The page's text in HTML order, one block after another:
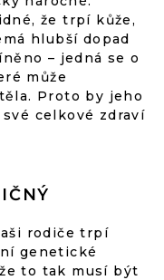
že trpí kůže,
hlubší dopad
– jedná se o
může
Proto by jeho
celkové zdraví
rodiče trpí
genetické
to tak musí být